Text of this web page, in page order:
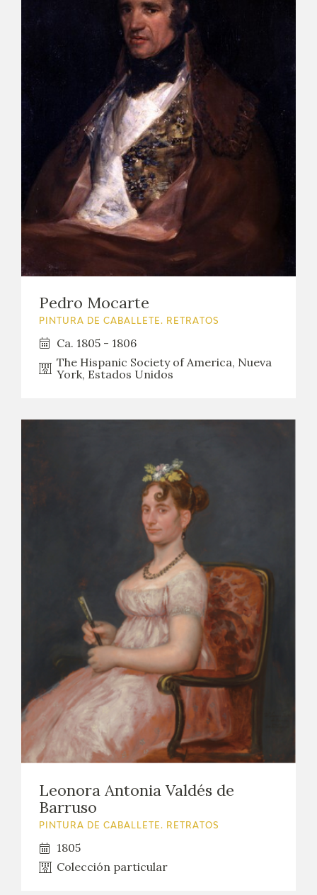
Pedro Mocarte
PINTURA DE CABALLETE. RETRATOS
Ca. 1805 - 1806
The Hispanic Society of America, Nueva
York, Estados Unidos
Leonora Antonia Valdés de
Barruso
PINTURA DE CABALLETE. RETRATOS
1805
Colección particular